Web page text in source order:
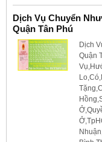
Dịch Vụ Chuyển
Quận Tân Phú
Dịch
Quận